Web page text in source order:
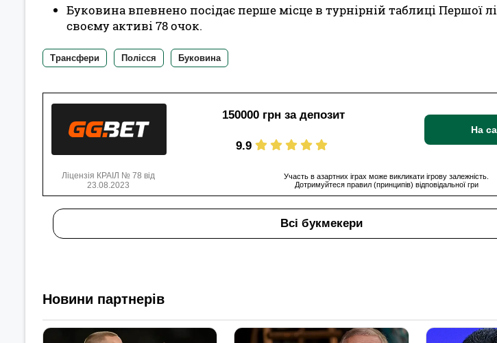
Буковина впевнено посідає перше місце в турнірній таблиці Першої
своєму активі 78 очок.
Трансфери Полісся Буковина
150000 грн за депозит
9.9
На
Ліцензія КРАІЛ № 78 від
23.08.2023
Участь в азартних іграх може викликати ігрову залежність.
Дотримуйтеся правил (принципів) відповідальної гри
Всі букмекери